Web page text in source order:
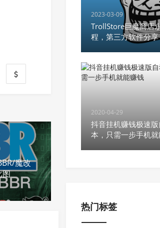
微信扫一扫
魔改
图
2023-03-09
TrollStore巨魔商店
程，第三方软件分
信、unc0ver，支持
2020-04-29
抖音挂机赚钱极速
本，只需一步手机
热门标签